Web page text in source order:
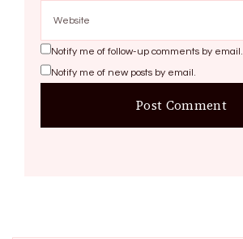
Notify me of follow-up comments by email.
Notify me of new posts by email.